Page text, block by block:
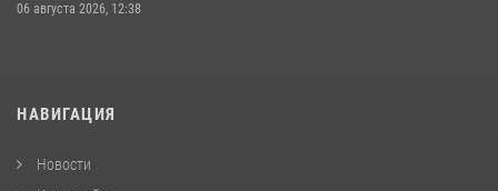
06 августа 2026, 12:38
НАВИГАЦИЯ
Новости